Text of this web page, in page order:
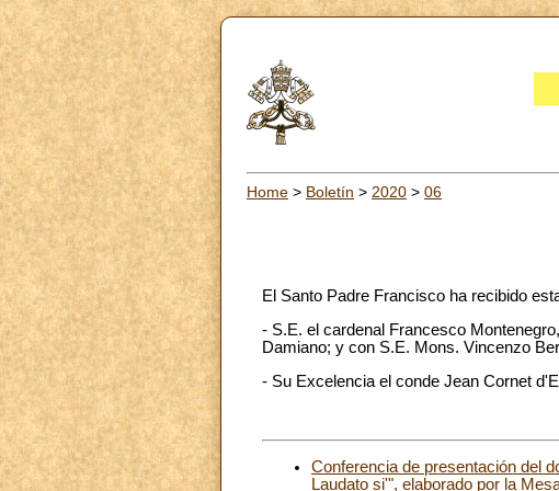
Home > Boletín > 2020 > 06
El Santo Padre Francisco ha recibido
- S.E. el cardenal Francesco
Damiano; y con S.E. Mons. Vincenzo
- Su Excelencia el conde Jean Cornet
Conferencia de presentación del
Laudato si'", elaborado por la